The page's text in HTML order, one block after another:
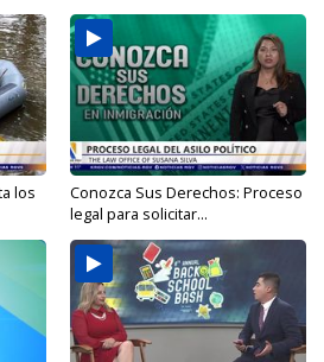
los
Conozca Sus Derechos: Proceso
legal para solicitar...